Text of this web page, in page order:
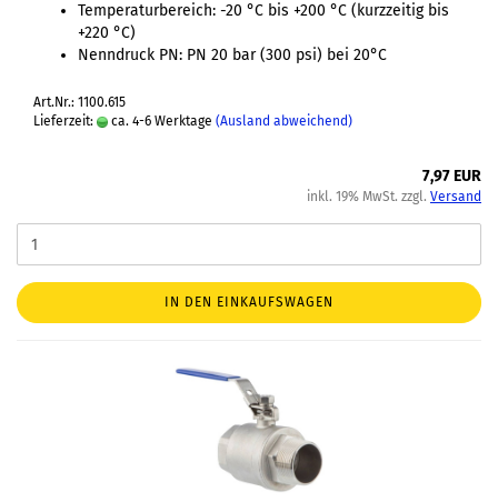
Temperaturbereich: -20 °C bis +200 °C (kurzzeitig bis
+220 °C)
Nenndruck PN: PN 20 bar (300 psi) bei 20°C
Art.Nr.: 1100.615
Lieferzeit:
ca. 4-6 Werktage (Ausland abweichend)
7,97 EUR
inkl. 19% MwSt. zzgl. Versand
IN DEN EINKAUFSWAGEN